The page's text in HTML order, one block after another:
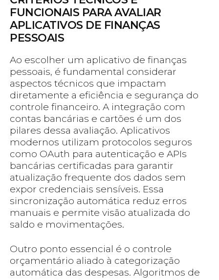
FUNCIONAIS PARA AVALIAR
APLICATIVOS DE FINANÇAS
PESSOAIS
Ao escolher um aplicativo de finanças
pessoais, é fundamental considerar
aspectos técnicos que impactam
diretamente a eficiência e segurança do
controle financeiro. A integração com
contas bancárias e cartões é um dos
pilares dessa avaliação. Aplicativos
modernos utilizam protocolos seguros
como OAuth para autenticação e APIs
bancárias certificadas para garantir
atualização frequente dos dados sem
expor credenciais sensíveis. Essa
sincronização automática reduz erros
manuais e permite visão atualizada do
saldo e movimentações.
Outro ponto essencial é o controle
orçamentário aliado à categorização
automática das despesas. Algoritmos de